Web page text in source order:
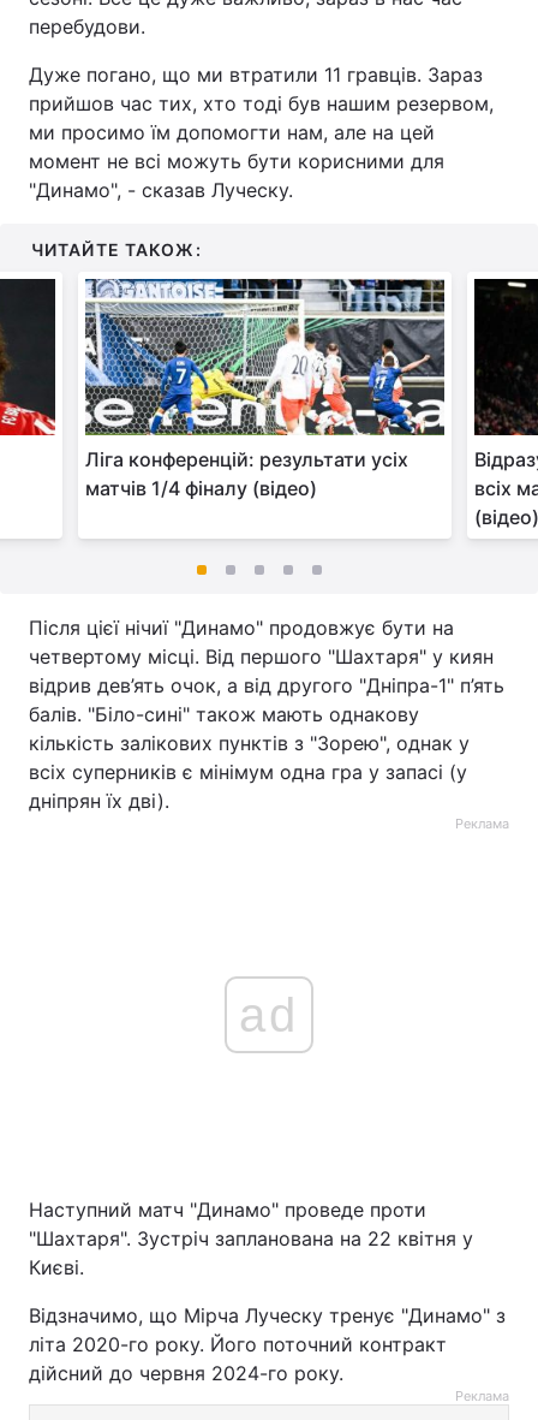
перебудови.
Дуже погано, що ми втратили 11 гравців. Зараз
прийшов час тих, хто тоді був нашим резервом,
ми просимо їм допомогти нам, але на цей
момент не всі можуть бути корисними для
"Динамо", - сказав Луческу.
ЧИТАЙТЕ ТАКОЖ:
Ліга конференцій: результати усіх
матчів 1/4 фіналу (відео)
всіх
(відео)
Після цієї нічиї "Динамо" продовжує бути на
четвертому місці. Від першого "Шахтаря" у киян
відрив дев’ять очок, а від другого "Дніпра-1" п’ять
балів. "Біло-сині" також мають однакову
кількість залікових пунктів з "Зорею", однак у
всіх суперників є мінімум одна гра у запасі (у
дніпрян їх дві).
Реклама
ad
Наступний матч "Динамо" проведе проти
"Шахтаря". Зустріч запланована на 22 квітня у
Києві.
Відзначимо, що Мірча Луческу тренує "Динамо" з
літа 2020-го року. Його поточний контракт
дійсний до червня 2024-го року.
Реклама